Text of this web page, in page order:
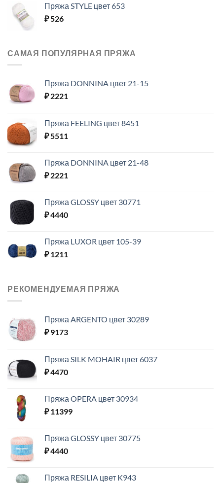
Пряжа STYLE цвет 653
₽526
САМАЯ ПОПУЛЯРНАЯ ПРЯЖА
Пряжа DONNINA цвет 21-15
₽2221
Пряжа FEELING цвет 8451
₽5511
Пряжа DONNINA цвет 21-48
₽2221
Пряжа GLOSSY цвет 30771
₽4440
Пряжа LUXOR цвет 105-39
₽1211
РЕКОМЕНДУЕМАЯ ПРЯЖА
Пряжа ARGENTO цвет 30289
₽9173
Пряжа SILK MOHAIR цвет 6037
₽4470
Пряжа OPERA цвет 30934
₽11399
Пряжа GLOSSY цвет 30775
₽4440
Пряжа RESILIA цвет K943